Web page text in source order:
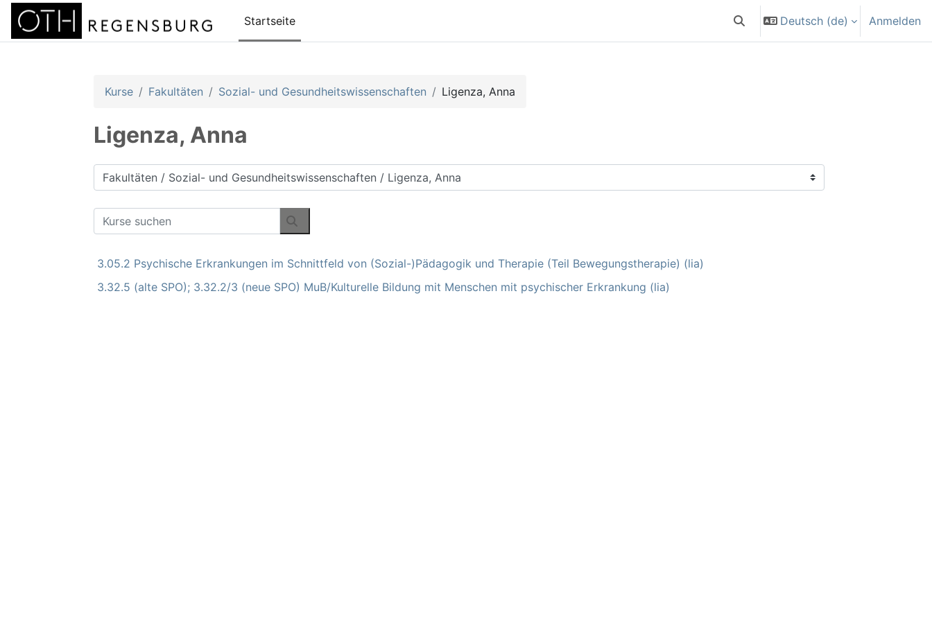
Zum Hauptinhalt
Startseite
Sucheingabe umschalten
Deutsch ‎(de)‎ Anmelden
Kurse Fakultäten Sozial- und Gesundheitswissenschaften Ligenza, Anna
Ligenza, Anna
Kursbereiche
Kurse suchen
Kurse suchen
3.05.2 Psychische Erkrankungen im Schnittfeld von (Sozial-)Pädagogik und Therapie (Teil Bewegungstherapie) (lia)
3.32.5 (alte SPO); 3.32.2/3 (neue SPO) MuB/Kulturelle Bildung mit Menschen mit psychischer Erkrankung (lia)